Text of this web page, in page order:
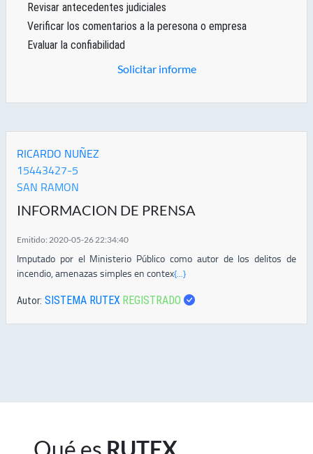
Revisar antecedentes judiciales
Verificar los comentarios a la peresona o empresa
Evaluar la confiabilidad
Solicitar informe
RICARDO NUÑEZ
15443427-5
SAN RAMON
INFORMACION DE PRENSA
Emitido: 2020-05-26 22:34:40
Imputado por el Ministerio Público como autor de los delitos de
incendio, amenazas simples en contex{...}
Autor: SISTEMA RUTEX REGISTRADO